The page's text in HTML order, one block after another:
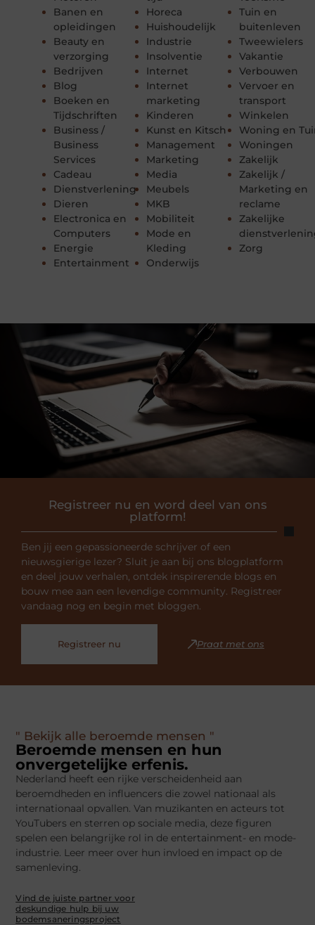
Banen en
opleidingen
Beauty en
verzorging
Bedrijven
Blog
Boeken en
Tijdschriften
Business /
Business
Services
Cadeau
Dienstverlening
Dieren
Electronica en
Computers
Energie
Entertainment
Horeca
Huishoudelijk
Industrie
Insolventie
Internet
Internet
marketing
Kinderen
Kunst en Kitsch
Management
Marketing
Media
Meubels
MKB
Mobiliteit
Mode en
Kleding
Onderwijs
Tuin en
buitenleven
Tweewielers
Vakantie
Verbouwen
Vervoer en
transport
Winkelen
Woning en
Woningen
Zakelijk
Zakelijk /
Marketing en
reclame
Zakelijke
Zorg
Registreer nu en word deel van ons
platform!
Ben jij een gepassioneerde schrijver of een
nieuwsgierige lezer? Sluit je aan bij ons blogplatform
en deel jouw verhalen, ontdek inspirerende blogs en
bouw mee aan een levendige community. Registreer
vandaag nog en begin met bloggen.
Registreer nu Praat met ons
" Bekijk alle beroemde mensen "
Beroemde mensen en hun
onvergetelijke erfenis.
Nederland heeft een rijke verscheidenheid aan
beroemdheden en influencers die zowel nationaal als
internationaal opvallen. Van muzikanten en acteurs tot
YouTubers en sterren op sociale media, deze figuren
spelen een belangrijke rol in de entertainment- en mode-
industrie. Leer meer over hun invloed en impact op de
samenleving.
Vind de juiste partner voor
deskundige hulp bij uw
bodemsaneringsproject